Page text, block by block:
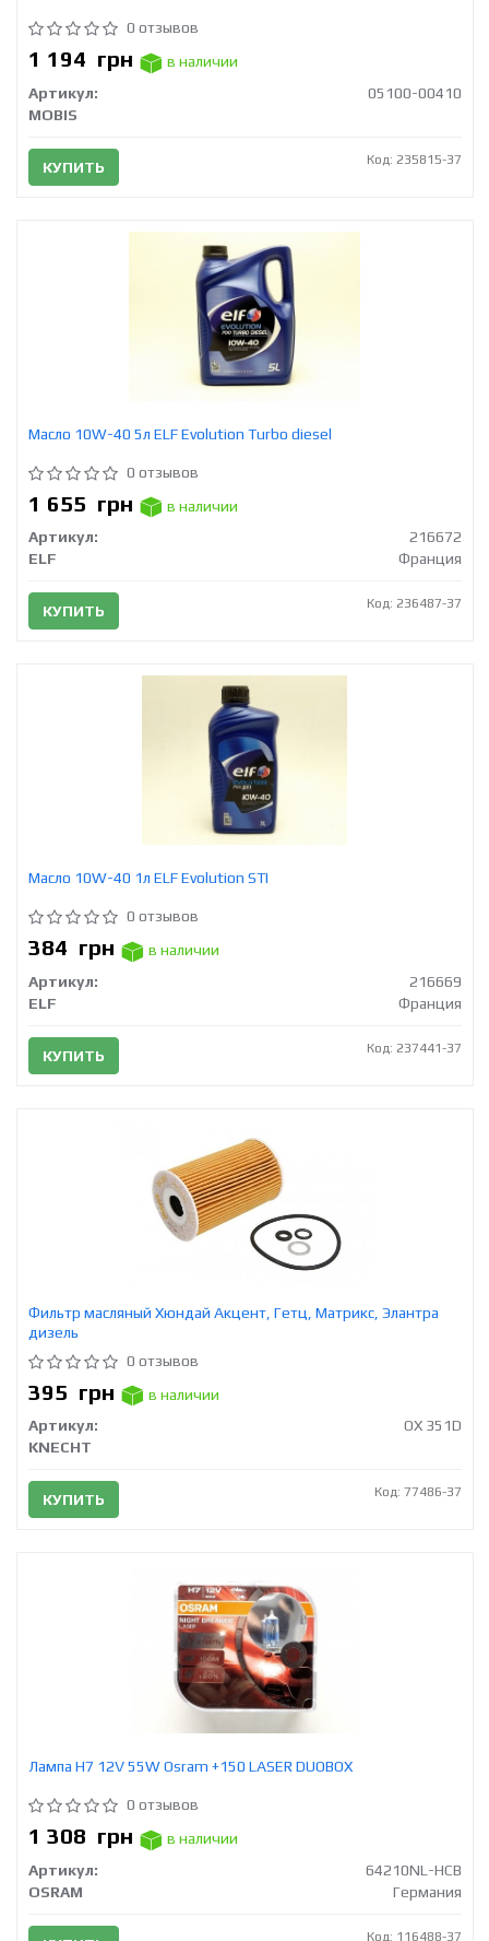
0 отзывов
1 194 грн
в наличии
Артикул:
05100-00410
MOBIS
КУПИТЬ Код: 235815-37
Масло 10W-40 5л ELF Evolution Turbo diesel
0 отзывов
1 655 грн
в наличии
Артикул:
216672
ELF
Франция
КУПИТЬ Код: 236487-37
Масло 10W-40 1л ELF Evolution STI
0 отзывов
384 грн
в наличии
Артикул:
216669
ELF
Франция
КУПИТЬ Код: 237441-37
Фильтр масляный Хюндай Акцент, Гетц, Матрикс, Элантра
дизель
0 отзывов
395 грн
в наличии
Артикул:
OX 351D
KNECHT
КУПИТЬ Код: 77486-37
Лампа H7 12V 55W Osram +150 LASER DUOBOX
0 отзывов
1 308 грн
в наличии
Артикул:
64210NL-HCB
OSRAM
Германия
Код: 116488-37